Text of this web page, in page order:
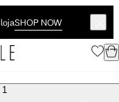
SHOP NOW